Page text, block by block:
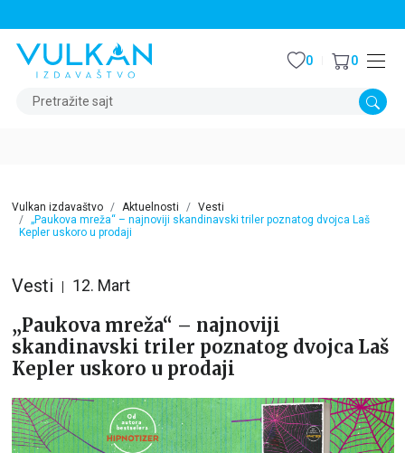
Pretražite sajt
0 0
Vulkan izdavaštvo Aktuelnosti
Vesti
„Paukova mreža“ – najnoviji skandinavski triler poznatog dvojca Laš
Kepler uskoro u prodaji
Vesti 12. Mart
„Paukova mreža“ – najnoviji
skandinavski triler poznatog dvojca Laš
Kepler uskoro u prodaji